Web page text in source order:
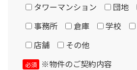
タワーマンション
団地
事務所
倉庫 学校
店舗
その他
必須
※物件のご契約内容